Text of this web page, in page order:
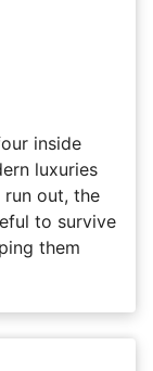
inside
luxuries
out, the
to survive
them